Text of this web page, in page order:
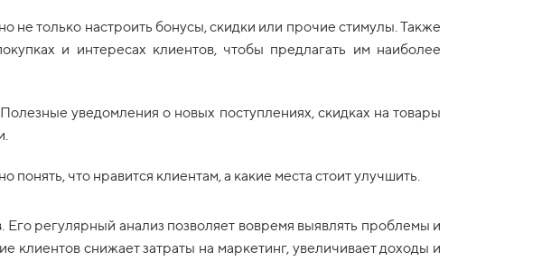
не только настроить бонусы, скидки или прочие стимулы. Также
и интересах клиентов, чтобы предлагать им наиболее
уведомления о новых поступлениях, скидках на товары
понять, что нравится клиентам, а какие места стоит улучшить.
. Его регулярный анализ позволяет вовремя выявлять проблемы и
снижает затраты на маркетинг, увеличивает доходы и